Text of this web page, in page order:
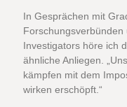
In Gesprächen mit
Forschungsverbünden
Investigators höre ich
ähnliche Anliegen.
kämpfen mit dem
wirken erschöpft.“